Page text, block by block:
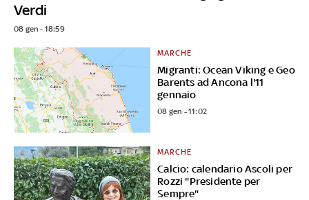
Verdi
08 gen - 18:59
Migranti: Ocean Viking e Geo
Barents ad Ancona l'11
gennaio
MARCHE
08 gen - 11:02
Calcio: calendario Ascoli per
Rozzi "Presidente per
Sempre"
MARCHE